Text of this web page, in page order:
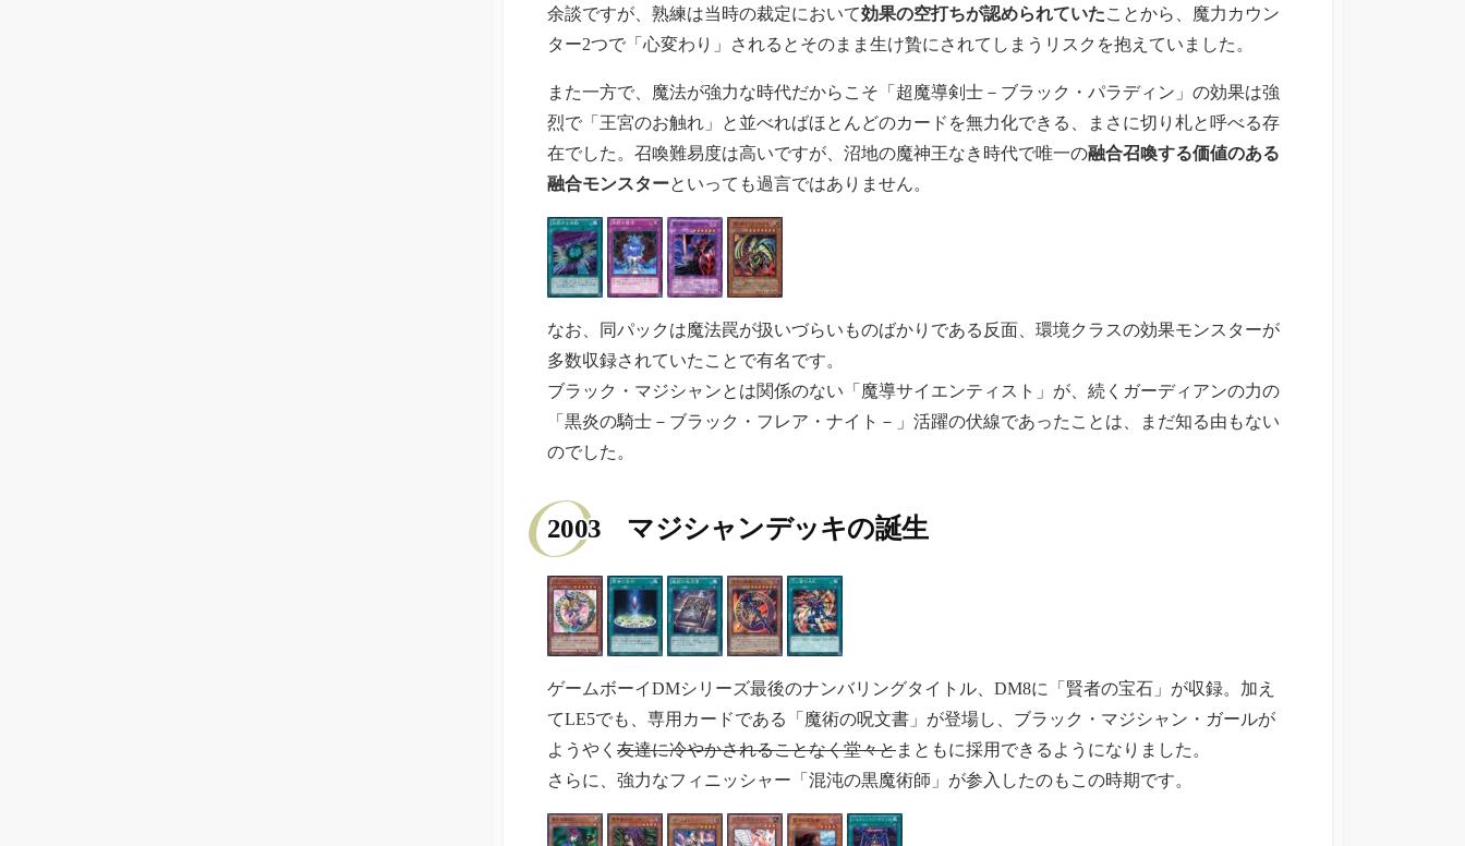
余談ですが、熟練は当時の裁定において効果の空打ちが認められていたことから、魔力カウン
ター2つで「心変わり」されるとそのまま生け贄にされてしまうリスクを抱えていました。
また一方で、魔法が強力な時代だからこそ「超魔導剣士－ブラック・パラディン」の効果は強
烈で「王宮のお触れ」と並べればほとんどのカードを無力化できる、まさに切り札と呼べる存
在でした。召喚難易度は高いですが、沼地の魔神王なき時代で唯一の融合召喚する価値のある
融合モンスターといっても過言ではありません。
なお、同パックは魔法罠が扱いづらいものばかりである反面、環境クラスの効果モンスターが
多数収録されていたことで有名です。
ブラック・マジシャンとは関係のない「魔導サイエンティスト」が、続くガーディアンの力の
「黒炎の騎士－ブラック・フレア・ナイト－」活躍の伏線であったことは、まだ知る由もない
のでした。
2003 マジシャンデッキの誕生
ゲームボーイDMシリーズ最後のナンバリングタイトル、DM8に「賢者の宝石」が収録。加え
てLE5でも、専用カードである「魔術の呪文書」が登場し、ブラック・マジシャン・ガールが
ようやく 友達に冷やかされることなく堂々とまともに採用できるようになりました。
さらに、強力なフィニッシャー「混沌の黒魔術師」が参入したのもこの時期です。